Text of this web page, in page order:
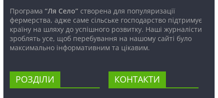
Програма “Ля Село”створена для популяризації
фермерства, адже саме сільське господарство підтримує
країну на шляху до успішного розвитку. Наші журналісти
зроблять усе, щоб перебування на нашому сайті було
максимально інформативним та цікавим.
РОЗДІЛИ КОНТАКТИ